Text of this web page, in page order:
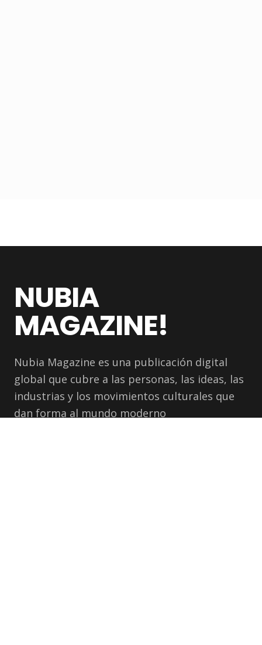
NUBIA
MAGAZINE!
Nubia Magazine es una publicación digital
global que cubre a las personas, las ideas, las
industrias y los movimientos culturales que
dan forma al mundo moderno